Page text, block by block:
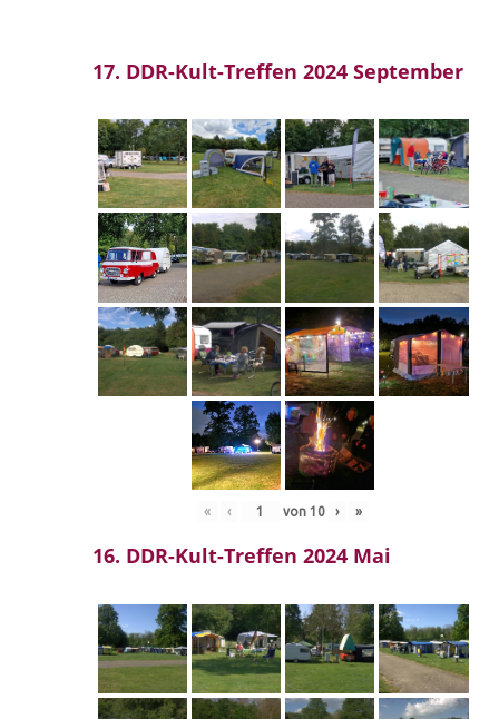
17. DDR-Kult-Treffen 2024 September
« ‹ von 10 › »
16. DDR-Kult-Treffen 2024 Mai